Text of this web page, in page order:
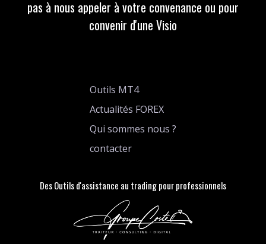
pas à nous appeler à votre convenance ou pour
convenir d'une Visio
Outils MT4
Actualités FOREX
Qui sommes nous ?
contacter
Des Outils d'assistance au trading pour professionnels